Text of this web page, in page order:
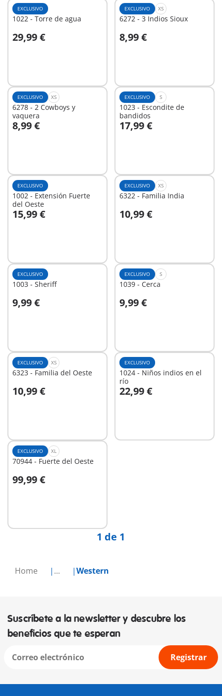
Home ... Western
EXCLUSIVO
1022 - Torre de agua
29,99 €
A la cesta
EXCLUSIVO XS
6272 - 3 Indios Sioux
8,99 €
A la cesta
EXCLUSIVO XS
6278 - 2 Cowboys y
vaquera
8,99 €
A la cesta
EXCLUSIVO S
1023 - Escondite de
bandidos
17,99 €
A la cesta
EXCLUSIVO
1002 - Extensión Fuerte
del Oeste
15,99 €
A la cesta
EXCLUSIVO XS
6322 - Familia India
10,99 €
A la cesta
EXCLUSIVO
1003 - Sheriff
9,99 €
A la cesta
EXCLUSIVO S
1039 - Cerca
9,99 €
A la cesta
EXCLUSIVO XS
6323 - Familia del Oeste
10,99 €
A la cesta
EXCLUSIVO
1024 - Niños indios en el
río
22,99 €
A la cesta
EXCLUSIVO XL
70944 - Fuerte del Oeste
99,99 €
1 de 1
Suscríbete a la newsletter y descubre los
beneficios que te esperan
Registrar